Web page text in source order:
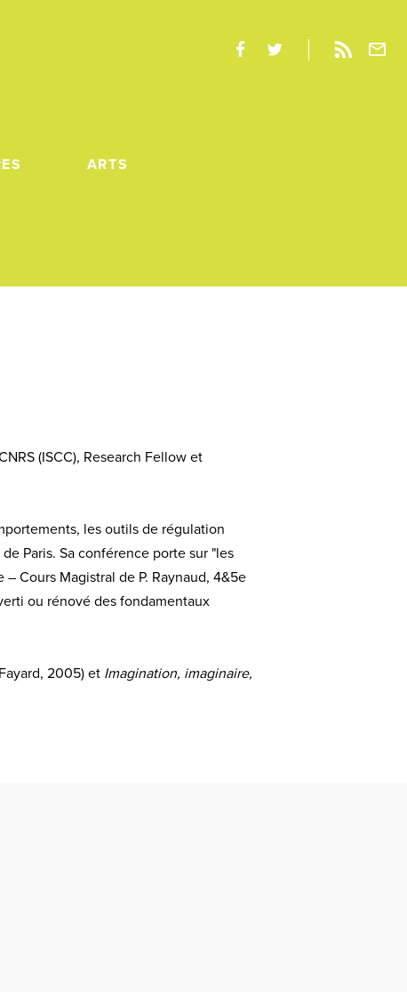
ARTS
(ISCC), Research Fellow et
les outils de régulation
Paris. Sa conférence porte sur "les
Cours Magistral de P. Raynaud, 4&5e
ou rénové des fondamentaux
2005) et Imagination, imaginaire,